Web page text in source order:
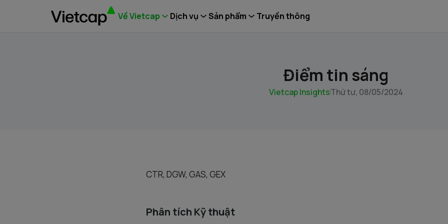
Về Vietcap Dịch vụ Sản phẩm Truyền thông
Điểm tin sáng
Vietcap InsightsThứ tư, 08/05/2024
CTR, DGW, GAS, GEX
Phân tích Kỹ thuật